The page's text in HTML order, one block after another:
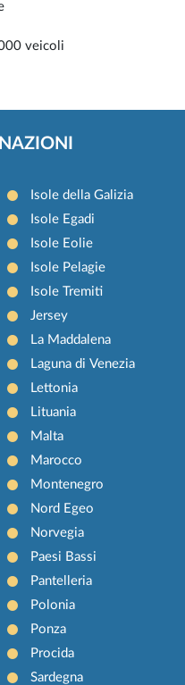
veicoli
Isole della Galizia
Isole Egadi
Isole Eolie
Isole Pelagie
Isole Tremiti
Jersey
La Maddalena
Laguna di Venezia
Lettonia
Lituania
Malta
Marocco
Montenegro
Nord Egeo
Norvegia
Paesi Bassi
Pantelleria
Polonia
Ponza
Procida
Sardegna